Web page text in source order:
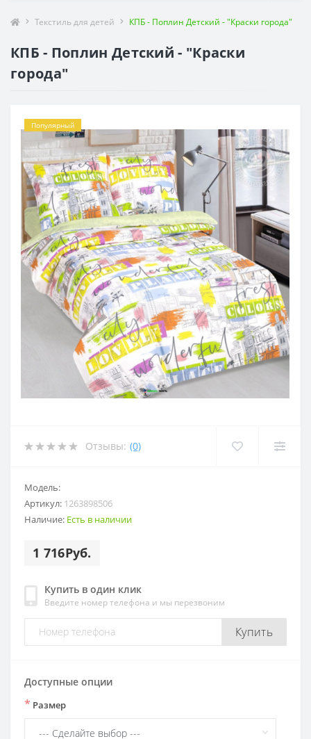
Текстиль для детей КПБ - Поплин Детский - "Краски города"
КПБ - Поплин Детский - "Краски
города"
Популярный
Отзывы: (0)
Модель:
Артикул: 1263898506
Наличие: Есть в наличии
1 716Руб.
Купить в один клик
Введите номер телефона и мы перезвоним
Купить
Доступные опции
* Размер